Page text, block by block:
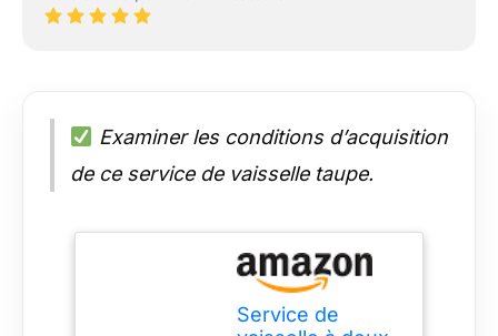
Examiner les conditions d’acquisition
de ce service de vaisselle taupe.
Service de